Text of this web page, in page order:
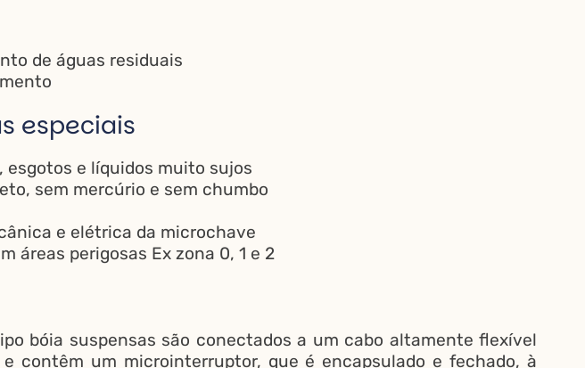
de águas residuais
especiais
esgotos e líquidos muito sujos
sem mercúrio e sem chumbo
e elétrica da microchave
áreas perigosas Ex zona 0, 1 e 2
bóia suspensas são conectados a um cabo altamente flexível
contêm um microinterruptor, que é encapsulado e fechado, à